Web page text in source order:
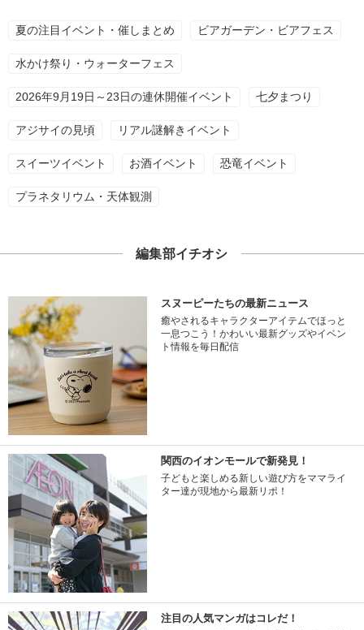
夏の注目イベント・催しまとめ ビアガーデン・ビアフェス
水かけ祭り・ウォーターフェス
2026年9月19日～23日の連休開催イベント 七夕まつり
アジサイの見頃 リアル謎解きイベント
スイーツイベント お酒イベント 恐竜イベント
プラネタリウム・天体観測
編集部イチオシ
スヌーピーたちの最新ニュース
癒やされるキャラクターアイテムでほっと
一息つこう！かわいい最新グッズやイベン
ト情報を毎日配信
関西のイオンモールで新発見！
子どもと楽しめる新しい遊び方をママライ
ター達が現地から最新リポ！
注目の人気マンガはコレだ！